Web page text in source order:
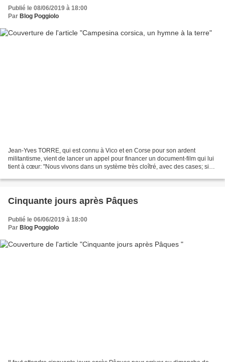
Publié le 08/06/2019 à 18:00
Par Blog Poggiolo
Jean-Yves TORRE, qui est connu à Vico et en Corse pour son ardent
militantisme, vient de lancer un appel pour financer un document-film qui lui
tient à cœur: "Nous vivons dans un système très cloîtré, avec des cases; si
Cinquante jours après Pâques
Publié le 06/06/2019 à 18:00
Par Blog Poggiolo